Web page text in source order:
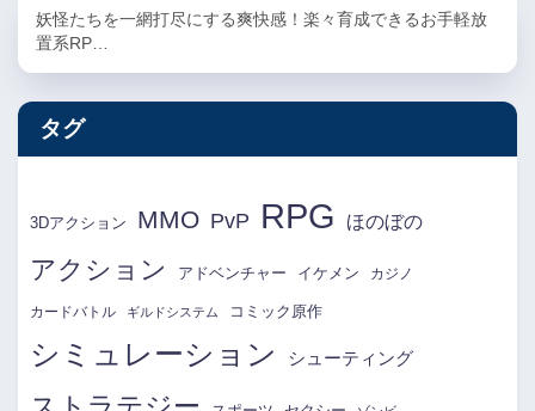
妖怪たちを一網打尽にする爽快感！楽々育成できるお手軽放
置系RP…
タグ
3Dアクション MMO PvP RPG ほのぼの
アクション アドベンチャー イケメン カジノ
カードバトル ギルドシステム コミック原作
シミュレーション シューティング